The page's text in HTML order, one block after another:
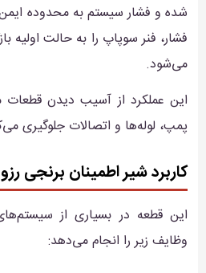
شده و فشار سیستم به محدوده
فشار، فنر سوپاپ را به حالت اولیه
می‌شود.
این عملکرد از آسیب دیدن قطعات
پمپ، لوله‌ها و اتصالات جلوگیری
کاربرد شیر اطمینان برنجی
این قطعه در بسیاری از
وظایف زیر را انجام می‌دهد: